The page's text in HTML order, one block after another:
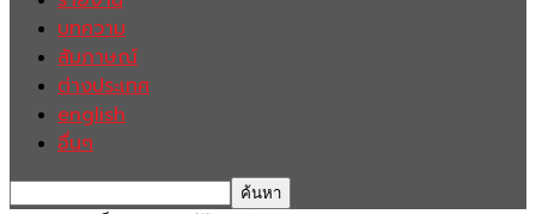
บทความ
สัมภาษณ์
ต่างประเทศ
english
อื่นๆ